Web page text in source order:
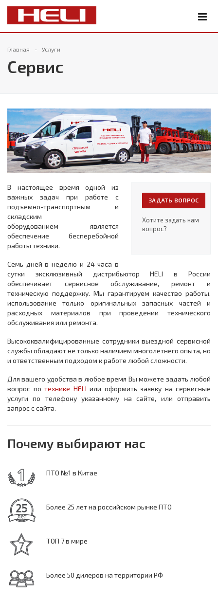
Главная Услуги
Сервис
ЗАДАТЬ ВОПРОС
Хотите задать нам
вопрос?
В настоящее время одной из
важных задач при работе с
подъемно-транспортным и
складским
оборудованием является
обеспечение бесперебойной
работы техники.
Семь дней в неделю и 24 часа в
сутки эксклюзивный дистрибьютор HELI в России
обеспечивает сервисное обслуживание, ремонт и
техническую поддержку. Мы гарантируем качество работы,
использование только оригинальных запасных частей и
расходных материалов при проведении технического
обслуживания или ремонта.
Высококвалифицированные сотрудники выездной сервисной
службы обладают не только наличием многолетнего опыта, но
и ответственным подходом к работе любой сложности.
Для вашего удобства в любое время Вы можете задать любой
вопрос по технике HELI или оформить заявку на сервисные
услуги по телефону указанному на сайте, или отправить
запрос с сайта.
Почему выбирают нас
ПТО №1 в Китае
Более 25 лет на российском рынке ПТО
ТОП 7 в мире
Более 50 дилеров на территории РФ